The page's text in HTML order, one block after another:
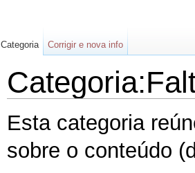
Esta categoria
sobre o conteúdo
Categoria Corrigir e nova info